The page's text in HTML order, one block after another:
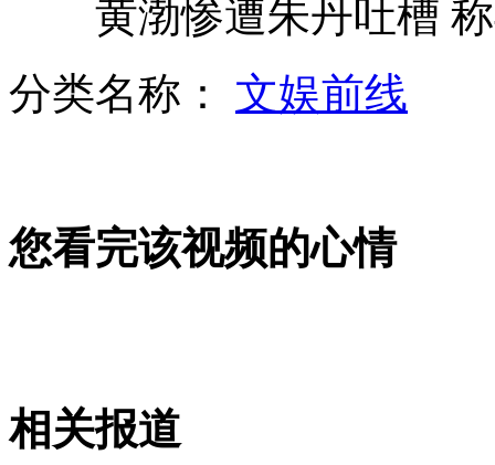
南国书香节首设"台湾文化体验馆"
公安副局长收80万帮销通缉令露馅
黄渤惨遭朱丹吐槽 称
分类名称： 文娱前线
您看完该视频的心情
相关报道